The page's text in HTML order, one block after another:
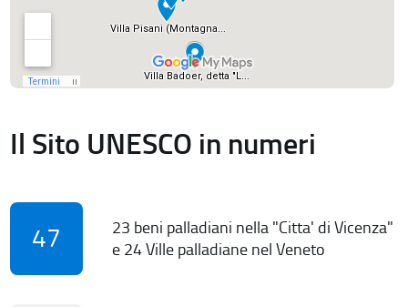
Il Sito UNESCO in numeri
47
23 beni palladiani nella "Citta' di Vicenza"
e 24 Ville palladiane nel Veneto